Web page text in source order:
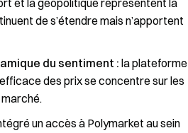
et la géopolitique représentent la
de s’étendre mais n’apportent
du sentiment : la plateforme
des prix se concentre sur les
un accès à Polymarket au sein